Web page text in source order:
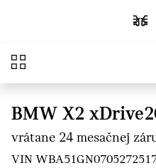
Prehľad
BMW X2
vrátane 24 mesačnej
VIN